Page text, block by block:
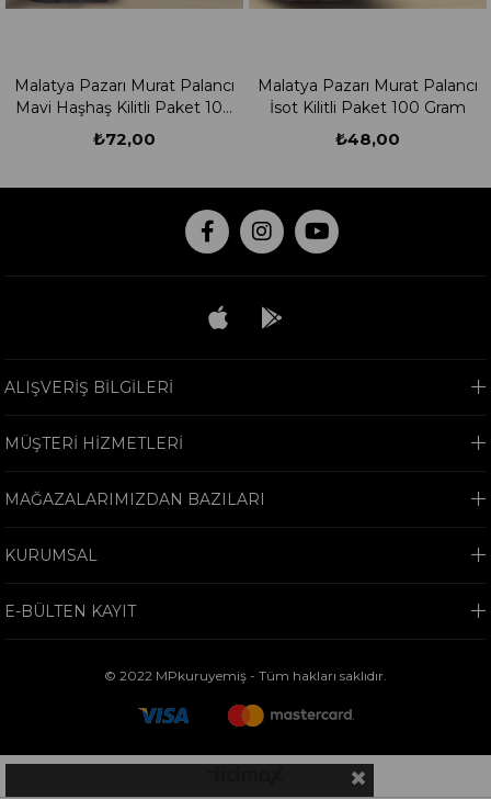
Malatya Pazarı Murat Palancı
Mavi Haşhaş Kilitli Paket 100
Gram
₺72,00
Malatya Pazarı Murat Palancı
İsot Kilitli Paket 100 Gram
₺48,00
ALIŞVERİŞ BİLGİLERİ
MÜŞTERİ HİZMETLERİ
MAĞAZALARIMIZDAN BAZILARI
KURUMSAL
E-BÜLTEN KAYIT
© 2022 MPkuruyemiş - Tüm hakları saklıdır.